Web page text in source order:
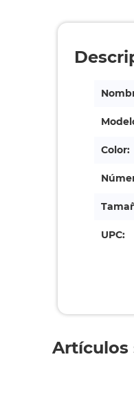
Color:
UPC:
Artículos